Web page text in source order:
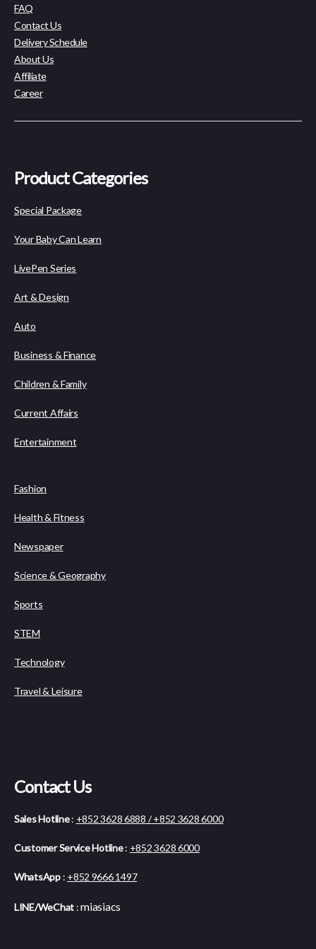
FAQ
Contact Us
Delivery Schedule
About Us
Affiliate
Career
Product Categories
Special Package
Your Baby Can Learn
LivePen Series
Art & Design
Auto
Business & Finance
Children & Family
Current Affairs
Entertainment
Fashion
Health & Fitness
Newspaper
Science & Geography
Sports
STEM
Technology
Travel & Leisure
Contact Us
Sales Hotline: +852 3628 6888 / +852 3628 6000
Customer Service Hotline: +852 3628 6000
WhatsApp: +852 9666 1497
LINE/WeChat :miasiacs